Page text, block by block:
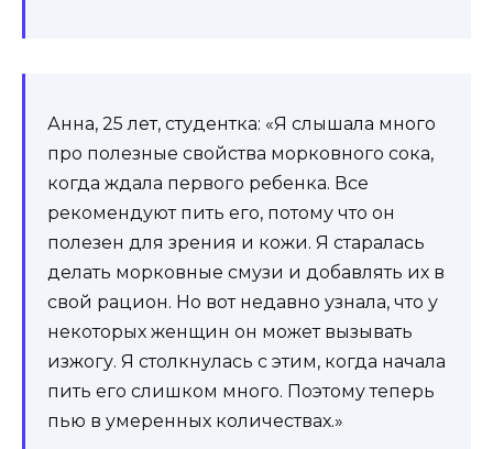
Анна, 25 лет, студентка: «Я слышала много
про полезные свойства морковного сока,
когда ждала первого ребенка. Все
рекомендуют пить его, потому что он
полезен для зрения и кожи. Я старалась
делать морковные смузи и добавлять их в
свой рацион. Но вот недавно узнала, что у
некоторых женщин он может вызывать
изжогу. Я столкнулась с этим, когда начала
пить его слишком много. Поэтому теперь
пью в умеренных количествах.»